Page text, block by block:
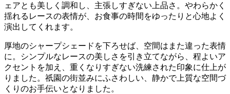
ェアとも美しく調和し、主張しすぎない上品さ。やわらかく
揺れるレースの表情が、お食事の時間をゆったりと心地よく
演出してくれます。
厚地のシャープシェードを下ろせば、空間はまた違った表情
に。シンプルなレースの美しさを引き立てながら、程よいア
クセントを加え、重くなりすぎない洗練された印象に仕上が
りました。祇園の街並みにふさわしい、静かで上質な空間づ
くりのお手伝いとなりました。